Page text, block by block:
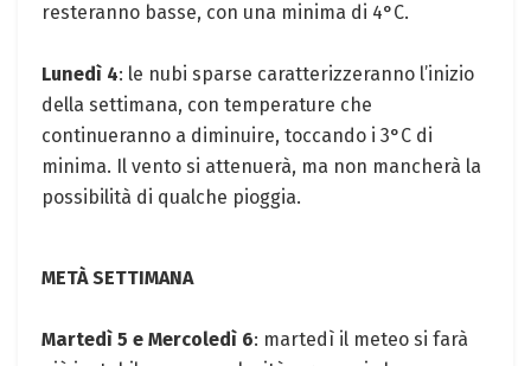
resteranno basse, con una minima di 4°C.
Lunedì 4: le nubi sparse caratterizzeranno l’inizio
della settimana, con temperature che
continueranno a diminuire, toccando i 3°C di
minima. Il vento si attenuerà, ma non mancherà la
possibilità di qualche pioggia.
METÀ SETTIMANA
Martedì 5 e Mercoledì 6: martedì il meteo si farà